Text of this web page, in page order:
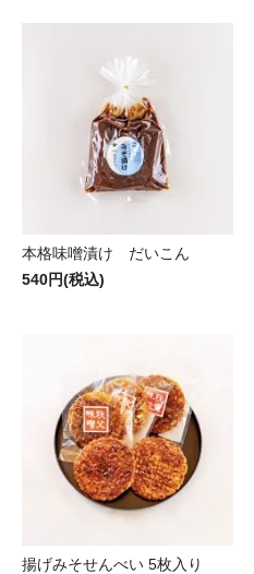
本格味噌漬け だいこん
540円(税込)
揚げみそせんべい 5枚入り